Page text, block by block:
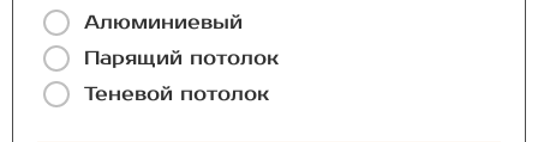
Алюминиевый
Парящий потолок
Теневой потолок